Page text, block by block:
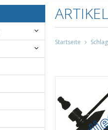
Startseite